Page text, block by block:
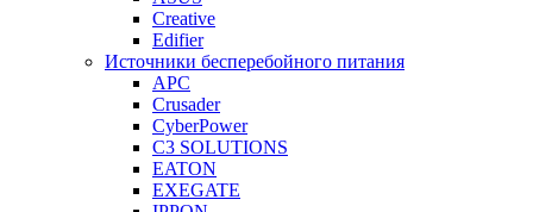
Creative
Edifier
Источники бесперебойного питания
APC
Crusader
CyberPower
C3 SOLUTIONS
EATON
EXEGATE